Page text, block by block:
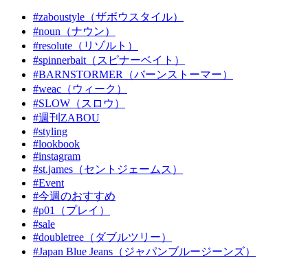
#zaboustyle（ザボウスタイル）
#noun（ナウン）
#resolute（リゾルト）
#spinnerbait（スピナーベイト）
#BARNSTORMER（バーンストーマー）
#weac（ウィーク）
#SLOW（スロウ）
#週刊ZABOU
#styling
#lookbook
#instagram
#st.james（セントジェームス）
#Event
#今週のおすすめ
#p01（プレイ）
#sale
#doubletree（ダブルツリー）
#Japan Blue Jeans（ジャパンブルージーンズ）